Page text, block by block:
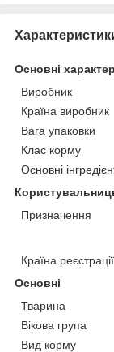
Основні
Виробник
Країна виробник
Вага упаковки
Клас корму
Основні
Призначення
Країна
Основні
Тварина
Вікова група
Вид корму